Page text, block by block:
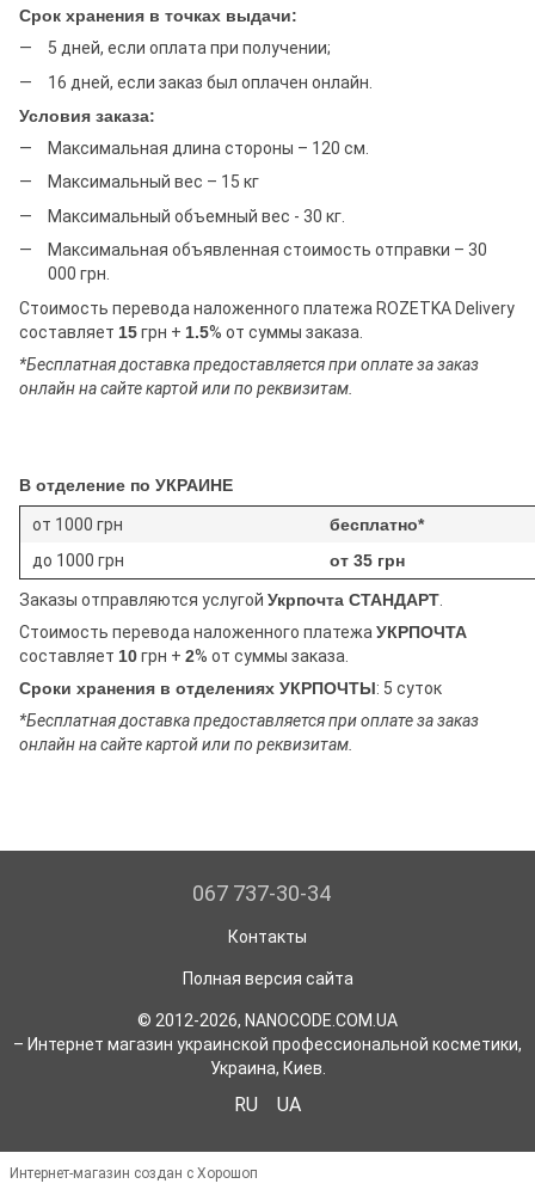
Срок хранения в точках выдачи:
5 дней, если оплата при получении;
16 дней, если заказ был оплачен онлайн.
Условия заказа:
Максимальная длина стороны – 120 см.
Максимальный вес – 15 кг
Максимальный объемный вес - 30 кг.
Максимальная объявленная стоимость отправки – 30
000 грн.
Стоимость перевода наложенного платежа ROZETKA Delivery
составляет 15грн + 1.5% от суммы заказа.
*Бесплатная доставка предоставляется при оплате за заказ
онлайн на сайте картой или по реквизитам.
В отделение по УКРАИНЕ
от 1000 грн
бесплатно*
до 1000 грн
от 35 грн
Заказы отправляются услугой Укрпочта СТАНДАРТ
Стоимость перевода наложенного платежа УКРПОЧТА
составляет 10грн + 2% от суммы заказа.
Сроки хранения в отделениях УКРПОЧТЫ: 5 суток
*Бесплатная доставка предоставляется при оплате за заказ
онлайн на сайте картой или по реквизитам.
067 737-30-34
Контакты
Полная версия сайта
© 2012-2026, NANOCODE.COM.UA
– Интернет магазин украинской профессиональной косметики,
Украина, Киев.
RU UA
Интернет-магазин создан с Хорошоп